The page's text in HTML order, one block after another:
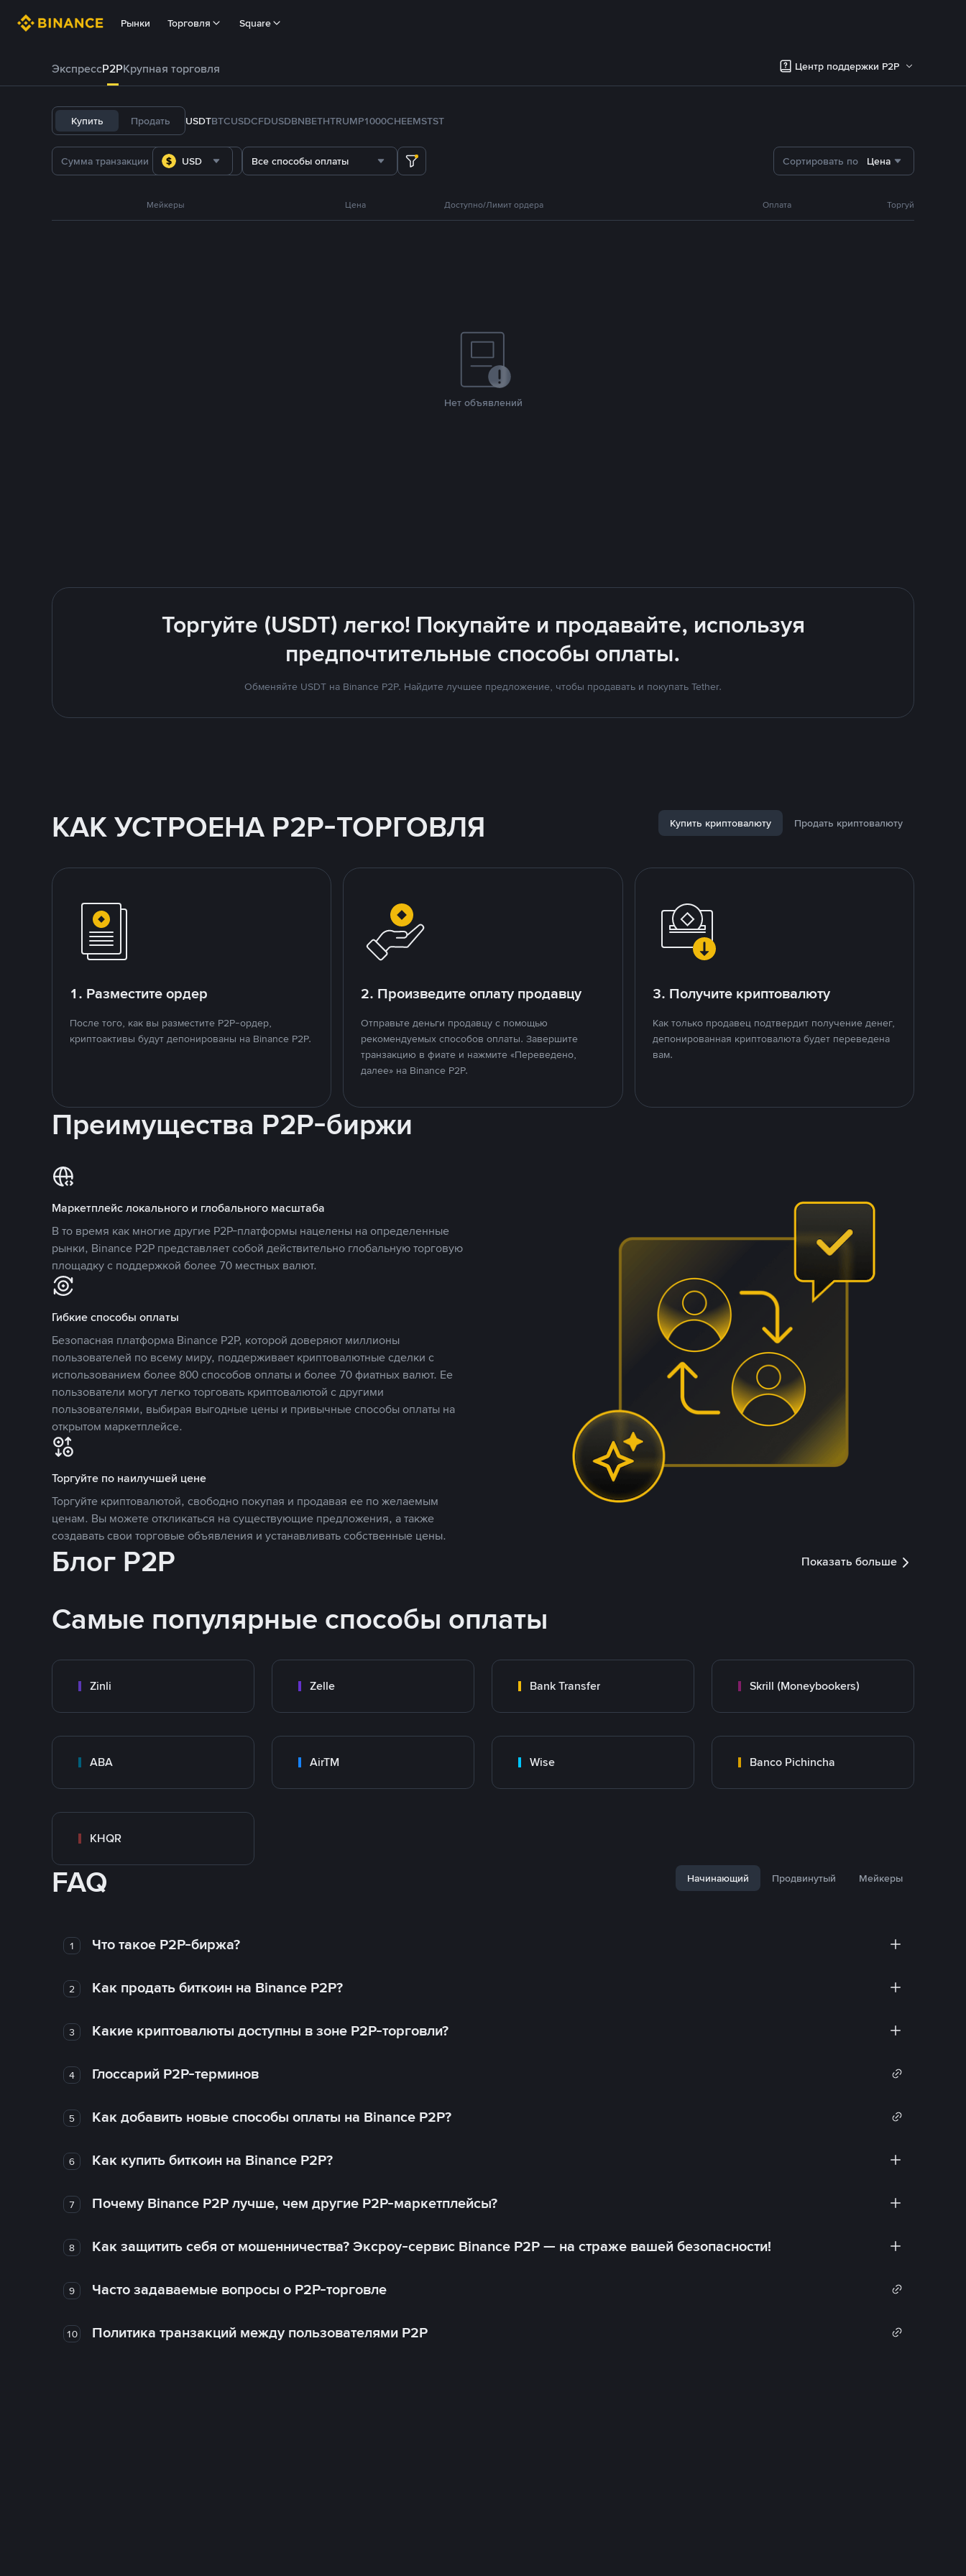
Рынки Торговля Square
ЭкспрессP2PКрупная торговля Центр поддержки P2P
Купить Продать USDTBTCUSDCFDUSDBNBETHTRUMP1000CHEEMSTST
USD Все способы оплаты Сортировать по Цена
Мейкеры Цена Доступно/Лимит ордера Оплата Торгуй
Нет объявлений
Торгуйте (USDT) легко! Покупайте и продавайте, используя
предпочтительные способы оплаты.
Обменяйте USDT на Binance P2P. Найдите лучшее предложение, чтобы продавать и покупать Tether.
КАК УСТРОЕНА P2P-ТОРГОВЛЯ Купить криптовалюту Продать криптовалюту
1. Разместите ордер
После того, как вы разместите P2P-ордер,
криптоактивы будут депонированы на Binance P2P.
2. Произведите оплату продавцу
Отправьте деньги продавцу с помощью
рекомендуемых способов оплаты. Завершите
транзакцию в фиате и нажмите «Переведено,
далее» на Binance P2P.
3. Получите криптовалюту
Как только продавец подтвердит получение денег,
депонированная криптовалюта будет переведена
вам.
Преимущества P2P-биржи
Маркетплейс локального и глобального масштаба
В то время как многие другие P2P-платформы нацелены на определенные
рынки, Binance P2P представляет собой действительно глобальную торговую
площадку с поддержкой более 70 местных валют.
Гибкие способы оплаты
Безопасная платформа Binance P2P, которой доверяют миллионы
пользователей по всему миру, поддерживает криптовалютные сделки с
использованием более 800 способов оплаты и более 70 фиатных валют. Ее
пользователи могут легко торговать криптовалютой с другими
пользователями, выбирая выгодные цены и привычные способы оплаты на
открытом маркетплейсе.
Торгуйте по наилучшей цене
Торгуйте криптовалютой, свободно покупая и продавая ее по желаемым
ценам. Вы можете откликаться на существующие предложения, а также
создавать свои торговые объявления и устанавливать собственные цены.
Блог P2P Показать больше
Самые популярные способы оплаты
Zinli Zelle Bank Transfer Skrill (Moneybookers)
ABA AirTM Wise Banco Pichincha
KHQR
FAQ Начинающий Продвинутый Мейкеры
1 Что такое P2P-биржа?
2 Как продать биткоин на Binance P2P?
3 Какие криптовалюты доступны в зоне P2P-торговли?
4 Глоссарий P2P-терминов
5 Как добавить новые способы оплаты на Binance P2P?
6 Как купить биткоин на Binance P2P?
7 Почему Binance P2P лучше, чем другие P2P-маркетплейсы?
8 Как защитить себя от мошенничества? Эксроу-сервис Binance P2P — на страже вашей безопасности!
9 Часто задаваемые вопросы о P2P-торговле
10 Политика транзакций между пользователями P2P